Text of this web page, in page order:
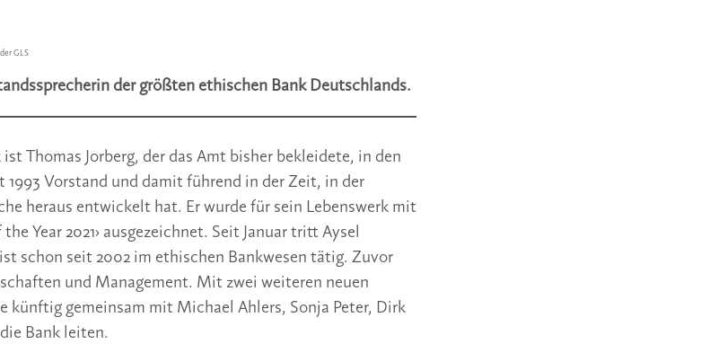
GLS
der größten ethischen Bank Deutschlands.
ist Thomas Jorberg, der das Amt bisher bekleidete, in den
1993 Vorstand und damit führend in der Zeit, in der
heraus entwickelt hat. Er wurde für sein Lebenswerk mit
Year 2021› ausgezeichnet. Seit Januar tritt Aysel
schon seit 2002 im ethischen Bankwesen tätig. Zuvor
und Management. Mit zwei weiteren neuen
künftig gemeinsam mit Michael Ahlers, Sonja Peter, Dirk
Bank leiten.